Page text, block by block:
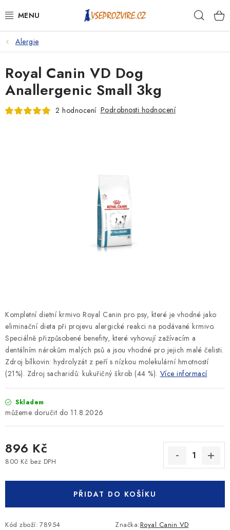
na
PSI
KOČKY
KONĚ
KRÁLÍCI/HLODAVCI/PTÁCI
Alergie
Kompletní dietní krmivo Royal Canin pro psy, které je vhodné jako
eliminační dieta při projevu alergické reakci na podávané krmivo.
Speciálně přizpůsobené benefity, které vyhovují zažívacím a
dentálním nárokům malých psů a jsou vhodné pro jejich malé čelisti.
Zdroj bílkovin: hydrolyzát z peří s nízkou molekulární hmotností
(21%). Zdroj sacharidů: kukuřičný škrob (44 %). Více informací
Skladem
11.8.2026
896 Kč
800 Kč bez DPH
PŘIDAT DO KOŠÍKU
Kód zboží: 78954 Značka:Royal Canin VD
Royal Canin VD Dog
Anallergenic Small 3kg
2 hodnocení Podrobnosti hodnocení